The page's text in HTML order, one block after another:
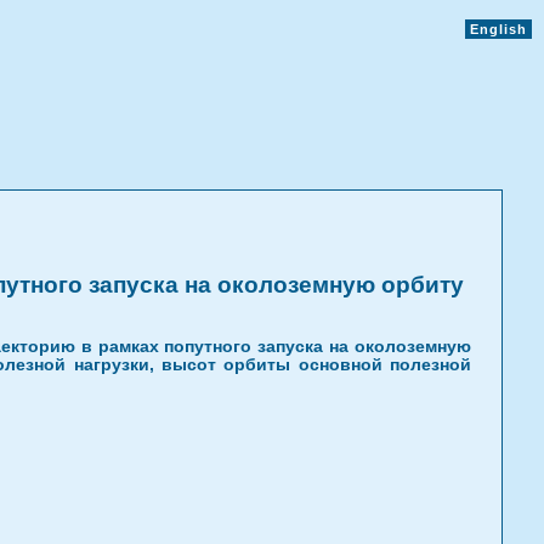
English
запуска на околоземную орбиту
в рамках попутного запуска на околоземную
нагрузки, высот орбиты основной полезной